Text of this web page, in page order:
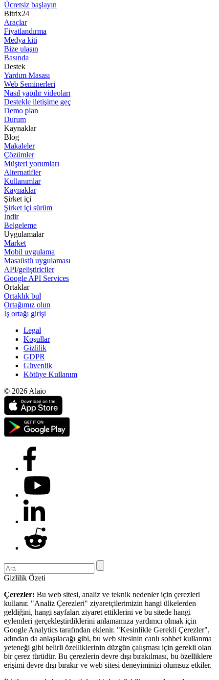
Ücretsiz başlayın
Bitrix24
Araçlar
Fiyatlandırma
Medya kiti
Bize ulaşın
Basında
Destek
Yardım Masası
Web Seminerleri
Nasıl yapılır videoları
Destekle iletişime geç
Demo plan
Durum
Kaynaklar
Blog
Makaleler
Çözümler
Müşteri yorumları
Alternatifler
Kullanımlar
Kaynaklar
Şirket içi
Şirket içi sürüm
İndir
Belgeleme
Uygulamalar
Market
Mobil uygulama
Masaüstü uygulaması
API/geliştiriciler
Google API Services
Ortaklar
Ortaklık bul
Ortağımız olun
İş ortağı girişi
Legal
Koşullar
Gizlilik
GDPR
Güvenlik
Kötüye Kullanım
© 2026 Alaio
Gizlilik Özeti
Çerezler: Bu web sitesi, analiz ve teknik nedenler için çerezleri
kullanır. "Analiz Çerezleri" ziyaretçilerimizin hangi ülkelerden
geldiğini, hangi sayfaları ziyaret ettiklerini ve bu sitede hangi
eylemleri gerçekleştirdiklerini anlamamıza yardımcı olmak için
Google Analytics tarafından eklenir. "Kesinlikle Gerekli Çerezler",
adından da anlaşılacağı gibi, bu web sitesinin canlı sohbet kullanma
yeteneği gibi belirli özelliklerinin düzgün çalışması için gerekli olan
bir çerez türüdür. Bu çerezlerin devre dışı bırakılması, bu özelliklere
erişimi devre dışı bırakır ve web sitesi deneyiminizi olumsuz etkiler.